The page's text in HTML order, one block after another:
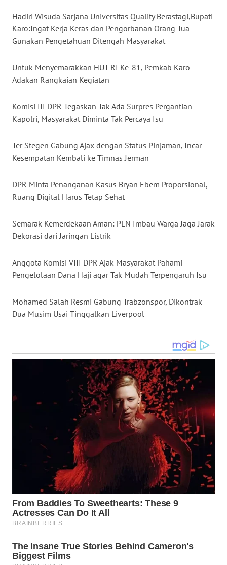
Hadiri Wisuda Sarjana Universitas Quality Berastagi,Bupati
Karo:Ingat Kerja Keras dan Pengorbanan Orang Tua
Gunakan Pengetahuan Ditengah Masyarakat
Untuk Menyemarakkan HUT RI Ke-81, Pemkab Karo
Adakan Rangkaian Kegiatan
Komisi III DPR Tegaskan Tak Ada Surpres Pergantian
Kapolri, Masyarakat Diminta Tak Percaya Isu
Ter Stegen Gabung Ajax dengan Status Pinjaman, Incar
Kesempatan Kembali ke Timnas Jerman
DPR Minta Penanganan Kasus Bryan Ebem Proporsional,
Ruang Digital Harus Tetap Sehat
Semarak Kemerdekaan Aman: PLN Imbau Warga Jaga Jarak
Dekorasi dari Jaringan Listrik
Anggota Komisi VIII DPR Ajak Masyarakat Pahami
Pengelolaan Dana Haji agar Tak Mudah Terpengaruh Isu
Mohamed Salah Resmi Gabung Trabzonspor, Dikontrak
Dua Musim Usai Tinggalkan Liverpool
WN
KALTENG
KALTARA
KALSEL
KALTIM
SULSEL
WN
GORONTALO
WN
SULUT
WN
MALUKU
WN
WN
LANGKAT
WN
SELATAN